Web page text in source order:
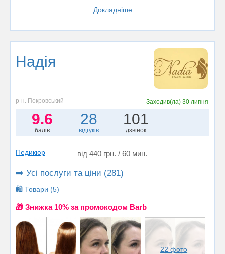
Докладніше
Надiя
р-н. Покровський Заходив(ла) 30 липня
9.6
балів
28
відгуків
101
дзвінок
Педикюр від 440 грн. / 60 мин.
➡️ Усі послуги та ціни (281)
🛍️ Товари (5)
🎁 Знижка 10% за промокодом Barb
22 фото